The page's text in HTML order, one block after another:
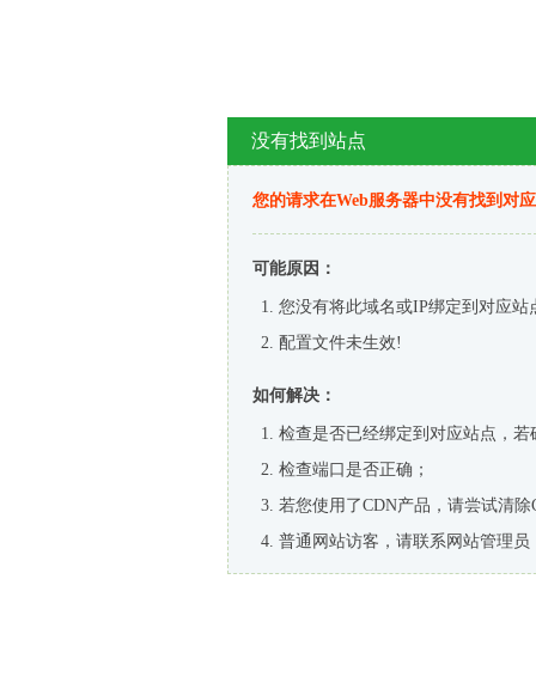
没有找到站点
您的请求在Web服务器中没有找到对
可能原因：
您没有将此域名或IP绑定到对应站
配置文件未生效!
如何解决：
检查是否已经绑定到对应站点，
检查端口是否正确；
若您使用了CDN产品，请尝试清除
普通网站访客，请联系网站管理员